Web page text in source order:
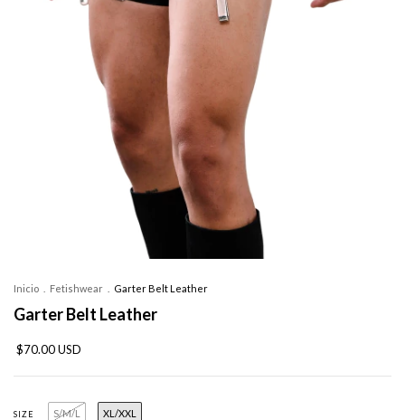
Inicio Fetishwear Garter Belt Leather
Garter Belt Leather
$70.00 USD
SIZE S/M/L XL/XXL